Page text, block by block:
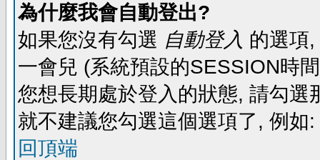
為什麼我會自動登出?
如果您沒有勾選 自動登入 的選項
一會兒 (系統預設的SESSION時
您想長期處於登入的狀態, 請勾
就不建議您勾選這個選項了, 例
回頂端